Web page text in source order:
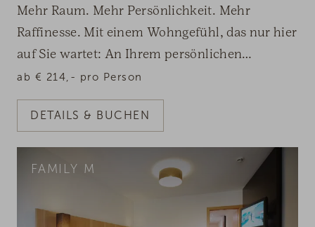
Mehr Raum. Mehr Persönlichkeit. Mehr
Raffinesse. Mit einem Wohngefühl, das nur hier
auf Sie wartet: An Ihrem persönlichen
Kraftplatz zwischen Berg und See.
ab € 214,- pro Person
DETAILS & BUCHEN
FAMILY M